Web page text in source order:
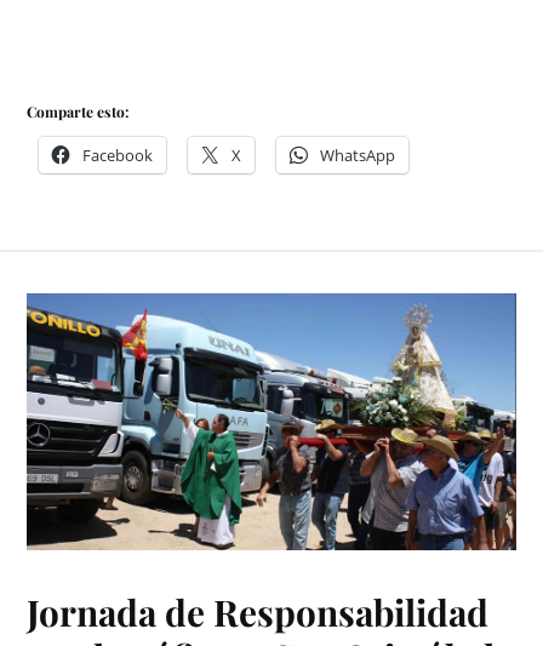
Comparte esto:
Facebook X WhatsApp
Jornada de Responsabilidad